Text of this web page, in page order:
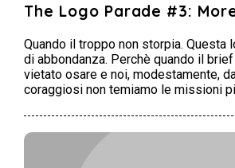
The Logo Parade #3:
Quando il troppo non storpia. Questa
di abbondanza. Perchè quando il
vietato osare e noi, modestamente,
coraggiosi non temiamo le missioni